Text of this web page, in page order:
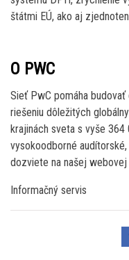
štátmi EÚ, ako aj
O PWC
Sieť PwC pomáha
riešeniu dôležitých
krajinách sveta s vyše
vysokoodborné
dozviete na našej webovej
Informačný servis